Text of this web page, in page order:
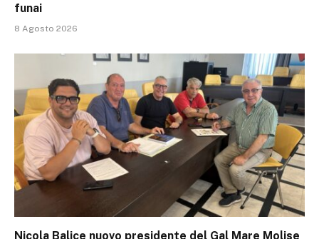
funai
8 Agosto 2026
Nicola Balice nuovo presidente del Gal Mare Molise